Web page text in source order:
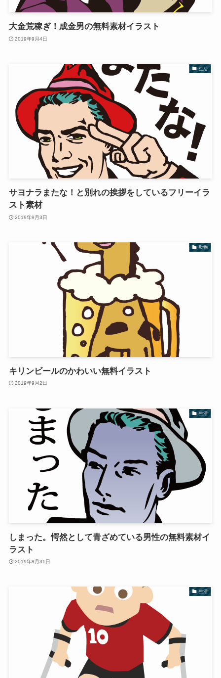
大金荒稼ぎ！成金男の無料素材イラスト
2019年9月4日
生活
サヨナラまたな！と別れの挨拶をしているフリーイラ
スト素材
2019年9月3日
動物
キリンビールのかわいい無料イラスト
2019年9月2日
生活
しまった。愕然として青ざめている男性の無料素材イ
ラスト
2019年8月31日
生活